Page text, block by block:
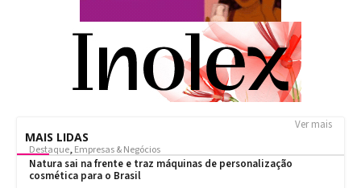
MAIS LIDAS
Ver mais